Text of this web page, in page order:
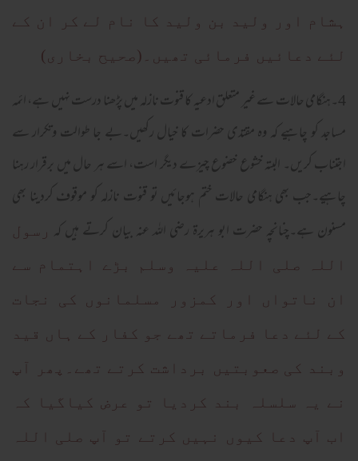
ہشام اور ولید بن ولید کا نام لے کر ان کے
لئے دعائیں فرمائی تھیں۔(صحیح بخاری)
4۔ہنگامی حالات سے غیر متعلق ادعیہ کا قنوت نازلہ میں پڑھنا درست نہیں ہے، ائمہ
مساجد کو چاہیے کہ وہ مقتدی حضرات کا خیال رکھیں۔بے جا طوالت وتکرار سے
اجتناب کریں۔ البتہ خشوع خضوع چیزے دیگر است، اسے ہر حال میں برقرار رہنا
چاہیے۔جب بھی ہنگامی حالات ختم ہوجائیں تو قنوت نازلہ کو موقوف کردینا بھی
مسنون ہے۔چنانچہ حضرت ابو ہریرۃ رضی اللہ عنہ بیان کرتے ہیں کہ رسول
اللہ صلی اللہ علیہ وسلم بڑے اہتمام سے
ان ناتواں اور کمزور مسلمانوں کی نجات
کے لئے دعا فرماتے تھے جو کفار کے ہاں قید
وبند کی صعوبتیں برداشت کرتے تھے۔پھر آپ
نے یہ سلسلہ بند کردیا تو عرض کیاگیا کہ
اب آپ دعا کیوں نہیں کرتے تو آپ صلی اللہ